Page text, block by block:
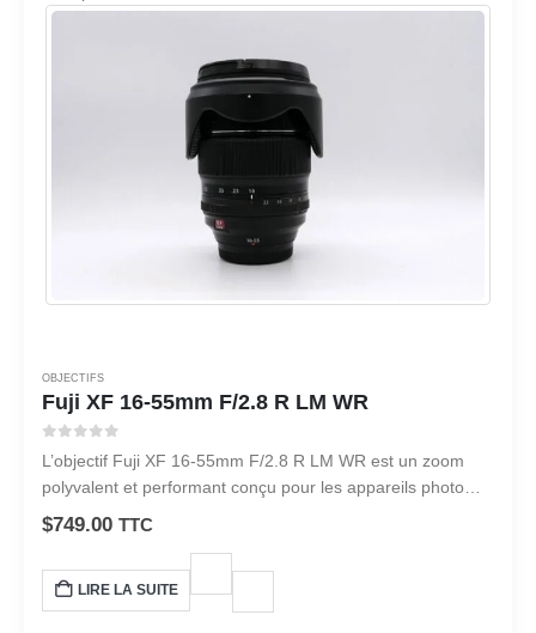
OBJECTIFS
Fuji XF 16-55mm F/2.8 R LM WR
L’objectif Fuji XF 16-55mm F/2.8 R LM WR est un zoom
polyvalent et performant conçu pour les appareils photo
hybrides de la série X de Fujifilm.
$749.00 TTC
LIRE LA SUITE